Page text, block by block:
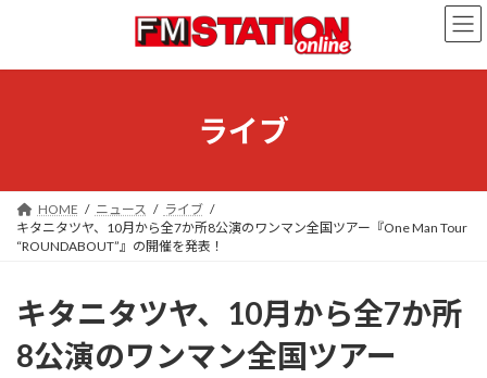
ン
ー
ライブ
HOME ニュース
ライブ
キタニタツヤ、10月から全7か所8公演のワンマン全国ツアー『One Man Tour
“ROUNDABOUT”』の開催を発表！
キタニタツヤ、10月から全7か所
8公演のワンマン全国ツアー